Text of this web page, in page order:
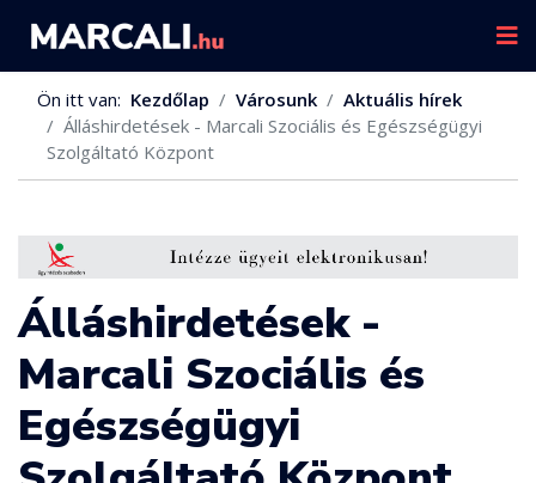
Ön itt van: Kezdőlap Városunk
Aktuális hírek
Álláshirdetések - Marcali Szociális és Egészségügyi
Szolgáltató Központ
Álláshirdetések -
Marcali Szociális és
Egészségügyi